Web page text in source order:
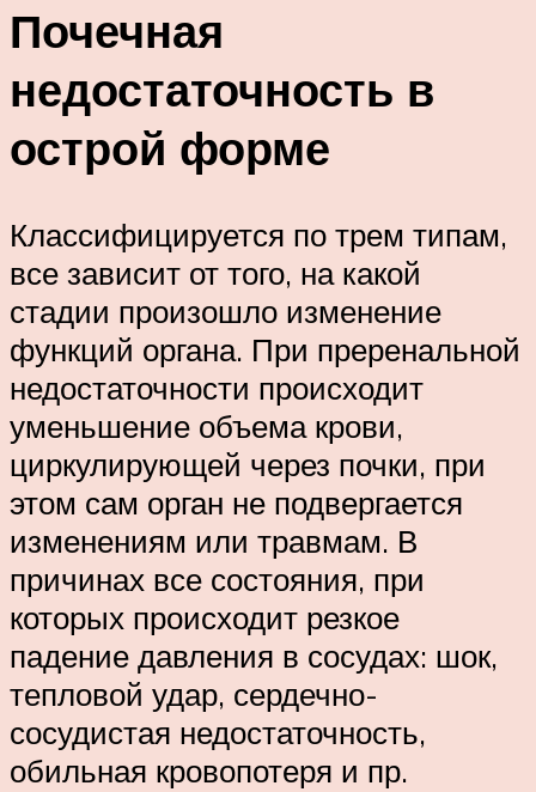
Почечная
недостаточность в
острой форме
Классифицируется по трем типам,
все зависит от того, на какой
стадии произошло изменение
функций органа. При преренальной
недостаточности происходит
уменьшение объема крови,
циркулирующей через почки, при
этом сам орган не подвергается
изменениям или травмам. В
причинах все состояния, при
которых происходит резкое
падение давления в сосудах: шок,
тепловой удар, сердечно-
сосудистая недостаточность,
обильная кровопотеря и пр.